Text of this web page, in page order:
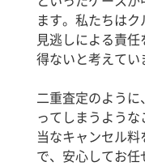
ます。私たちは
見逃しによる責
得ないと考えてい
二重査定のよう
ってしまうよう
当なキャンセル
で、安心してお任